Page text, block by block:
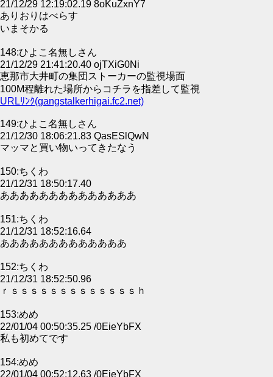
21/12/29 12:19:02.19 8oKuZxnY7
ありおりはべらす
いまそかる
148:ひよこ名無しさん
21/12/29 21:41:20.40 ojTXiG0Ni
恵那市大井町の集団ストーカーの監視場面
100M程離れた場所からコチラを指差して監視
URLﾘﾝｸ(gangstalkerhigai.fc2.net)
149:ひよこ名無しさん
21/12/30 18:06:21.83 QasESlQwN
マッマと買い物いってきたなう
150:ちくわ
21/12/31 18:50:17.40
ああああああああああああああ
151:ちくわ
21/12/31 18:52:16.64
あああああああああああああ
152:ちくわ
21/12/31 18:52:50.96
ｒｓｓｓｓｓｓｓｓｓｓｓｓｓｈ
153:めめ
22/01/04 00:50:35.25 /0EieYbFX
私も初めてです
154:めめ
22/01/04 00:52:12.63 /0EieYbFX